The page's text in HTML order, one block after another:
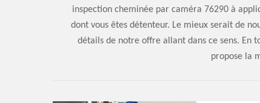
inspection cheminée par caméra 76290 à
dont vous êtes détenteur. Le mieux serait de
détails de notre offre allant dans ce sens. En
propose la